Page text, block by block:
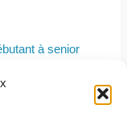
à senior
et autres